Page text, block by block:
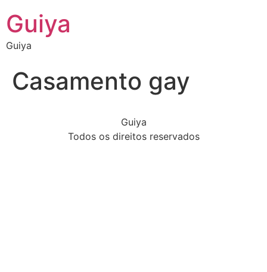
Guiya
Guiya
Casamento gay
Guiya
Todos os direitos reservados